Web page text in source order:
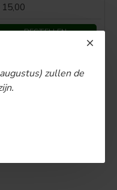
zullen de
BESTELLEN